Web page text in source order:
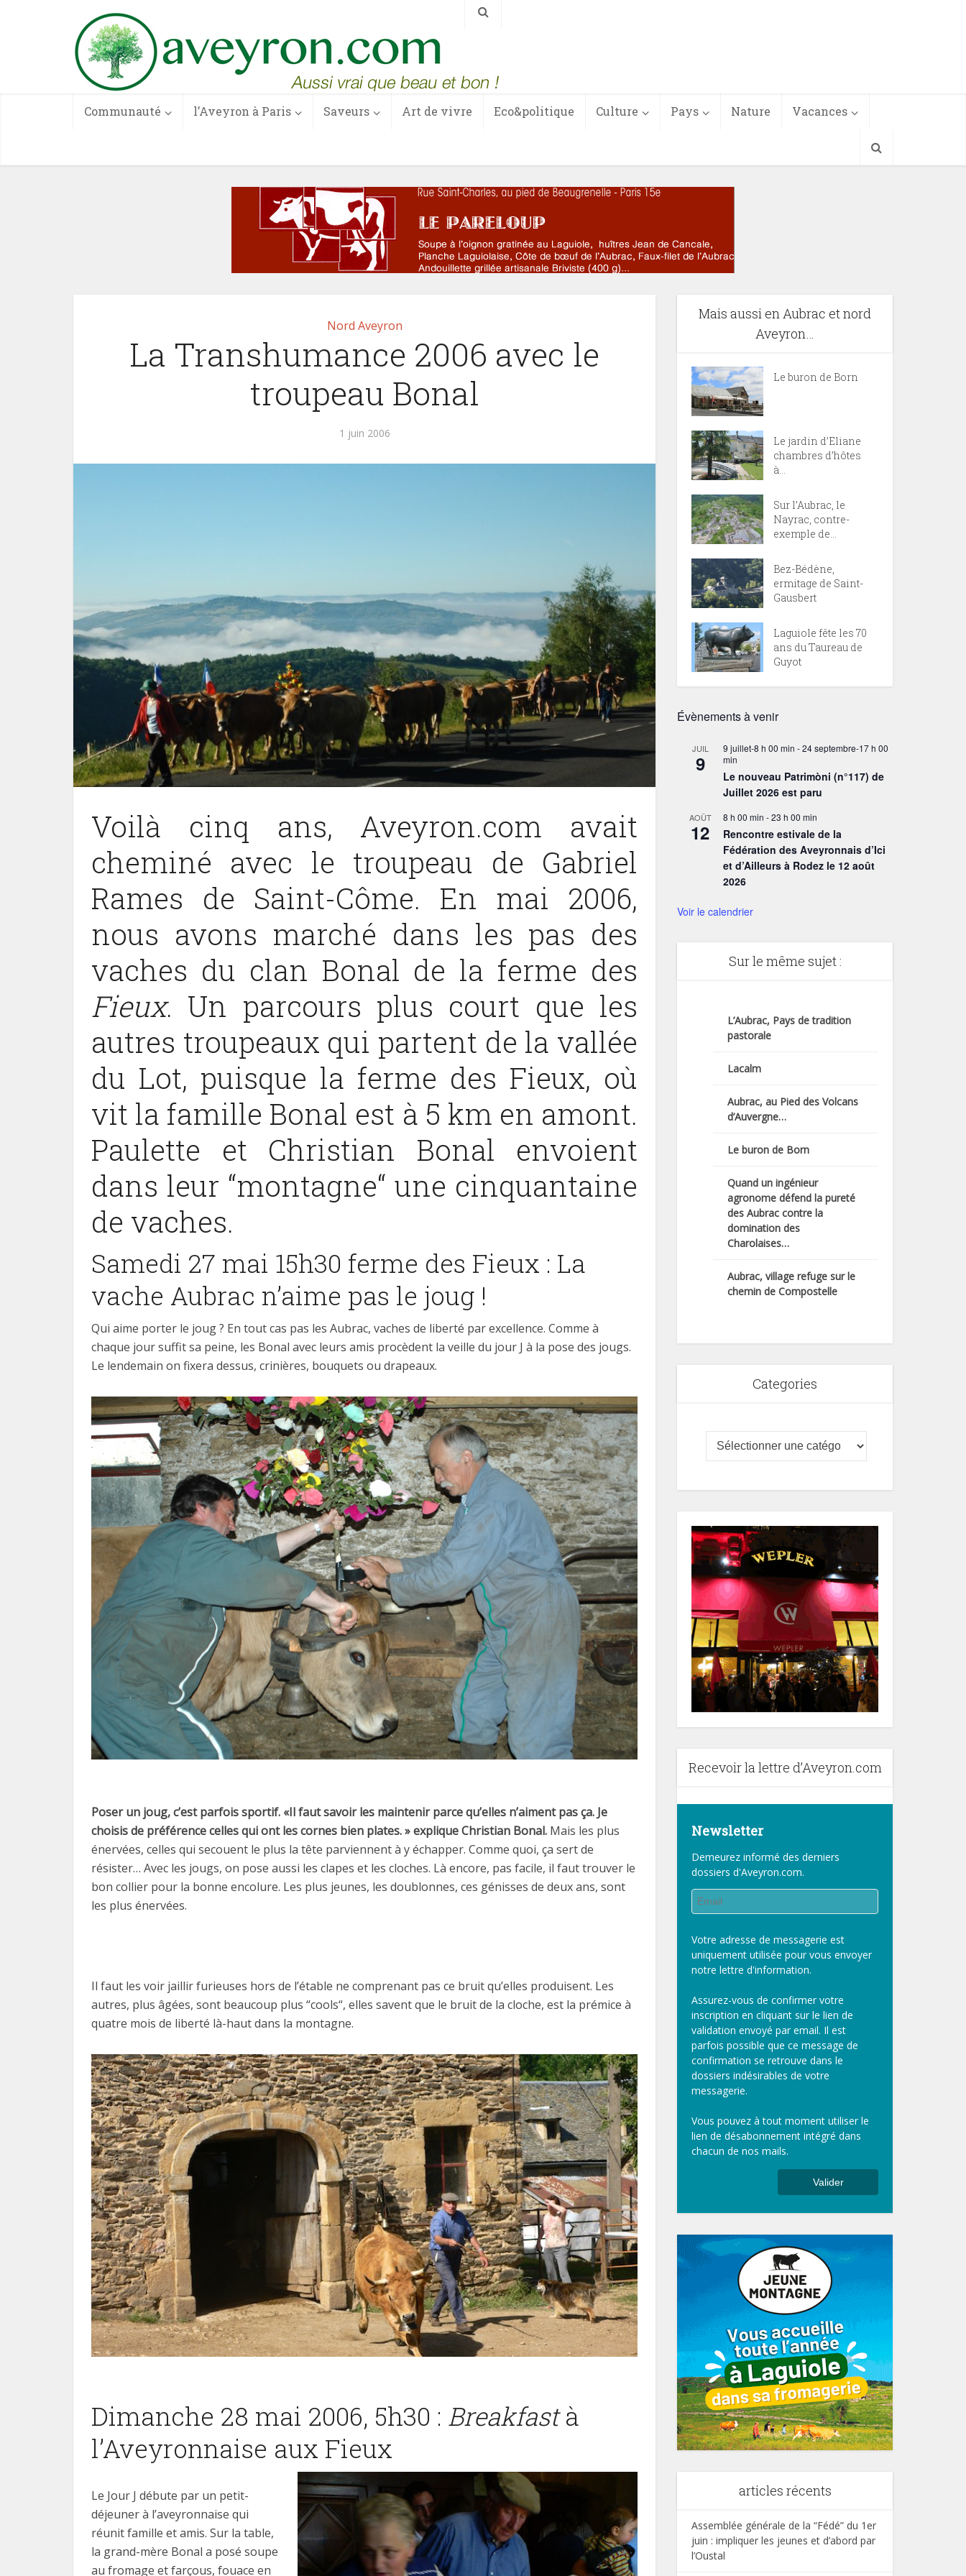
Communauté l’Aveyron à Paris Saveurs Art de vivre Eco&politique Culture Pays Nature Vacances
Nord Aveyron
La Transhumance 2006 avec le
troupeau Bonal
1 juin 2006
Voilà cinq ans, Aveyron.com avait
cheminé avec le troupeau de Gabriel
Rames de Saint-Côme. En mai 2006,
nous avons marché dans les pas des
vaches du clan Bonal de la ferme des
Fieux. Un parcours plus court que les
autres troupeaux qui partent de la vallée
du Lot, puisque la ferme des Fieux, où
vit la famille Bonal est à 5 km en amont.
Paulette et Christian Bonal envoient
dans leur “montagne“ une cinquantaine
de vaches.
Samedi 27 mai 15h30 ferme des Fieux : La
vache Aubrac n’aime pas le joug !
Qui aime porter le joug ? En tout cas pas les Aubrac, vaches de liberté par excellence. Comme à
chaque jour suffit sa peine, les Bonal avec leurs amis procèdent la veille du jour J à la pose des jougs.
Le lendemain on fixera dessus, crinières, bouquets ou drapeaux.
Poser un joug, c’est parfois sportif. «Il faut savoir les maintenir parce qu’elles n’aiment pas ça. Je
choisis de préférence celles qui ont les cornes bien plates. » explique Christian Bonal. Mais les plus
énervées, celles qui secouent le plus la tête parviennent à y échapper. Comme quoi, ça sert de
résister… Avec les jougs, on pose aussi les clapes et les cloches. Là encore, pas facile, il faut trouver le
bon collier pour la bonne encolure. Les plus jeunes, les doublonnes, ces génisses de deux ans, sont
les plus énervées.
Il faut les voir jaillir furieuses hors de l’étable ne comprenant pas ce bruit qu’elles produisent. Les
autres, plus âgées, sont beaucoup plus “cools“, elles savent que le bruit de la cloche, est la prémice à
quatre mois de liberté là-haut dans la montagne.
Dimanche 28 mai 2006, 5h30 : Breakfastà
l’Aveyronnaise aux Fieux
Le Jour J débute par un petit-
déjeuner à l’aveyronnaise qui
réunit famille et amis. Sur la table,
la grand-mère Bonal a posé soupe
au fromage et farçous, fouace en
Mais aussi en Aubrac et nord
Aveyron…
Le buron de Born
Le jardin d’Eliane
chambres d’hôtes
à...
Sur l’Aubrac, le
Nayrac, contre-
exemple de...
Bez-Bédène,
ermitage de Saint-
Gausbert
Laguiole fête les 70
ans du Taureau de
Guyot
Évènements à venir
JUIL
9
9 juillet-8 h 00 min -24 septembre-17 h 00
min
Le nouveau Patrimòni (n°117) de
Juillet 2026 est paru
AOÛT
12
8 h 00 min -23 h 00 min
Rencontre estivale de la
Fédération des Aveyronnais d’Ici
et d’Ailleurs à Rodez le 12 août
2026
Voir le calendrier
Sur le même sujet :
L’Aubrac, Pays de tradition
pastorale
Lacalm
Aubrac, au Pied des Volcans
d’Auvergne…
Le buron de Born
Quand un ingénieur
agronome défend la pureté
des Aubrac contre la
domination des
Charolaises…
Aubrac, village refuge sur le
chemin de Compostelle
Categories
Recevoir la lettre d’Aveyron.com
Newsletter
Demeurez informé des derniers
dossiers d'Aveyron.com.
Votre adresse de messagerie est
uniquement utilisée pour vous envoyer
notre lettre d'information.
Assurez-vous de confirmer votre
inscription en cliquant sur le lien de
validation envoyé par email. Il est
parfois possible que ce message de
confirmation se retrouve dans le
dossiers indésirables de votre
messagerie.
Vous pouvez à tout moment utiliser le
lien de désabonnement intégré dans
chacun de nos mails.
articles récents
Assemblée générale de la “Fédé” du 1er
juin : impliquer les jeunes et d’abord par
l’Oustal